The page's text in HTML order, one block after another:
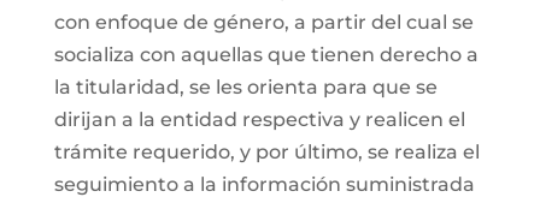
con enfoque de género, a partir del cual se
socializa con aquellas que tienen derecho a
la titularidad, se les orienta para que se
dirijan a la entidad respectiva y realicen el
trámite requerido, y por último, se realiza el
seguimiento a la información suministrada